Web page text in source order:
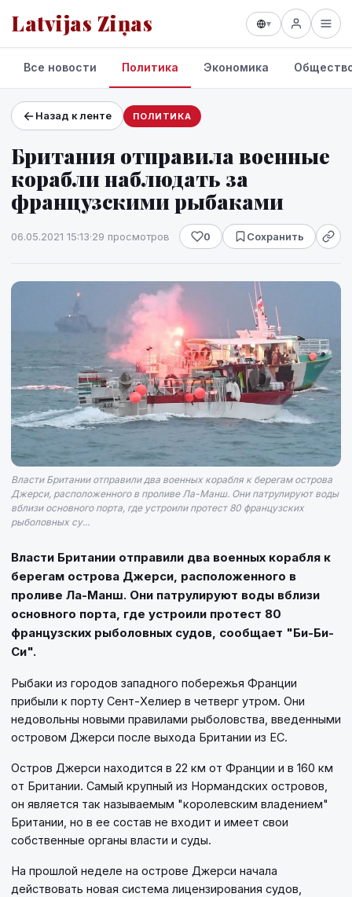
Latvijas Ziņas ▾
Проекты и сервисы
Прогноз погоды
Все новости Политика Экономика
Назад к ленте ПОЛИТИКА
Британия отправила военные
корабли наблюдать за
французскими рыбаками
06.05.2021 15:13·29 просмотров 0 Сохранить
Власти Британии отправили два военных корабля к берегам острова
Джерси, расположенного в проливе Ла-Манш. Они патрулируют воды
вблизи основного порта, где устроили протест 80 французских
рыболовных су...
Власти Британии отправили два военных корабля к
берегам острова Джерси, расположенного в
проливе Ла-Манш. Они патрулируют воды вблизи
основного порта, где устроили протест 80
французских рыболовных судов, сообщает "Би-Би-
Си".
Рыбаки из городов западного побережья Франции
прибыли к порту Сент-Хелиер в четверг утром. Они
недовольны новыми правилами рыболовства, введенными
островом Джерси после выхода Британии из ЕС.
Остров Джерси находится в 22 км от Франции и в 160 км
от Британии. Самый крупный из Нормандских островов,
он является так называемым "королевским владением"
Британии, но в ее состав не входит и имеет свои
собственные органы власти и суды.
На прошлой неделе на острове Джерси начала
действовать новая система лицензирования судов,